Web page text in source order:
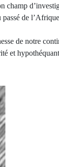
champ
de
de notre
et